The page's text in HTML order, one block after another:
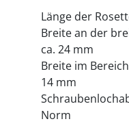
Länge der
Breite an der
ca. 24 mm
Breite im
14 mm
Norm